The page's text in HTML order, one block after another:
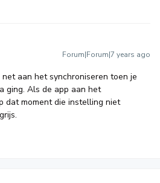
Forum|Forum|7 years ago
aan het synchroniseren toen je
ging. Als de app aan het
dat moment die instelling niet